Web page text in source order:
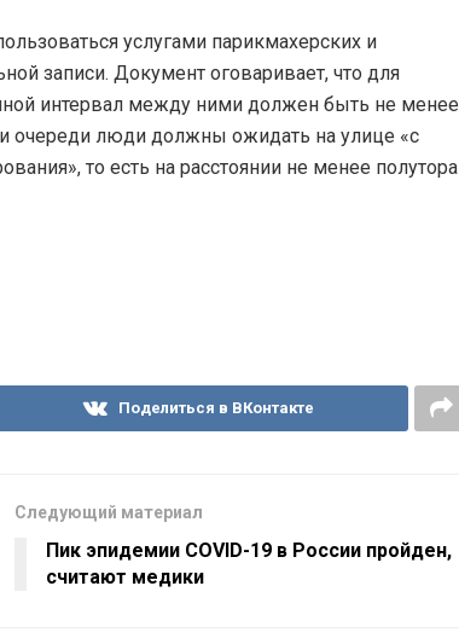
услугами парикмахерских и
записи. Документ оговаривает, что для
интервал между ними должен быть не менее
очереди люди должны ожидать на улице «с
то есть на расстоянии не менее полутора
Поделиться в ВКонтакте
Следующий материал
Пик эпидемии COVID-19 в России пройден,
считают медики